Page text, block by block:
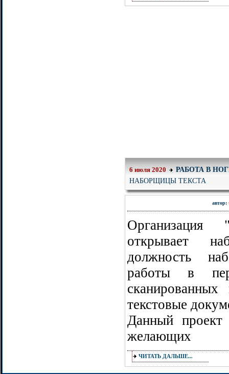
6 июля 2020 РАБОТА В
НАБОРЩИЦЫ ТЕКСТА
автор:
открывает
должность
работы в
текстовые
Данный проект
желающих
ЧИТАТЬ ДАЛЬШЕ...